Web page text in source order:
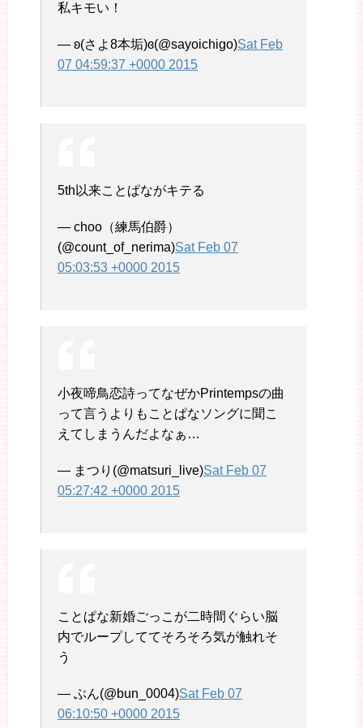
私キモい！
— ʚ(さよ8本垢)ɞ(@sayoichigo)Sat Feb
07 04:59:37 +0000 2015
5th以来ことぱながキテる
— choo（練馬伯爵）
(@count_of_nerima)Sat Feb 07
05:03:53 +0000 2015
小夜啼鳥恋詩ってなぜかPrintempsの曲
って言うよりもことぱなソングに聞こ
えてしまうんだよなぁ…
— まつり(@matsuri_live)Sat Feb 07
05:27:42 +0000 2015
ことぱな新婚ごっこが二時間ぐらい脳
内でループしててそろそろ気が触れそ
う
— ぶん(@bun_0004)Sat Feb 07
06:10:50 +0000 2015